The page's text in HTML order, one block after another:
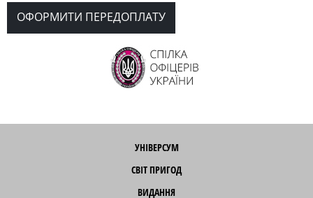
ОФОРМИТИ ПЕРЕДОПЛАТУ
УНІВЕРСУМ
СВІТ ПРИГОД
ВИДАННЯ